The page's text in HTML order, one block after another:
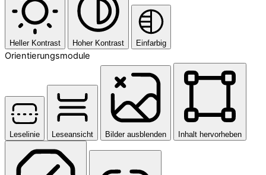
Heller Kontrast Hoher Kontrast Einfarbig
Orientierungsmodule
Leselinie Leseansicht Bilder ausblenden Inhalt hervorheben